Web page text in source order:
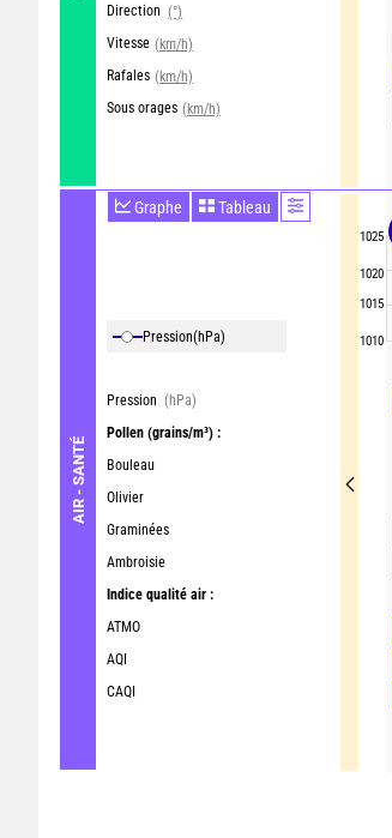
Direction (°)
Vitesse (km/h)
Rafales (km/h)
Sous orages (km/h)
AIR - SANTÉ
Graphe Tableau
Pression(hPa)
Pression (hPa)
Pollen (grains/m³) :
Bouleau
Olivier
Graminées
Ambroisie
Indice qualité air :
ATMO
AQI
CAQI
1025
1020
1015
1010